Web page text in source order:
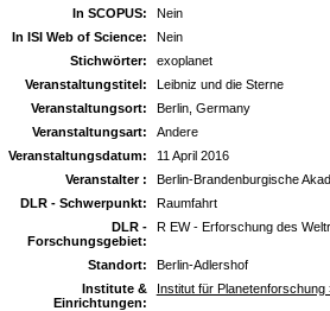
In SCOPUS:
Nein
In ISI Web of Science:
Nein
Stichwörter:
​exoplanet
Veranstaltungstitel:
Leibniz und die Sterne
Veranstaltungsort:
Berlin, Germany
Veranstaltungsart:
Andere
Veranstaltungsdatum:
11 April 2016
Veranstalter :
Berlin-Brandenburgische
DLR - Schwerpunkt:
Raumfahrt
DLR -
Forschungsgebiet:
R EW - Erforschung des
Standort:
Berlin-Adlershof
Institute &
Einrichtungen:
Institut für